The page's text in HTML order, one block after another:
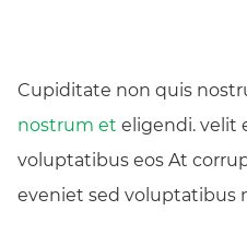
Cupiditate non quis
nostrum et eligendi. velit
voluptatibus eos At
eveniet sed voluptatibus